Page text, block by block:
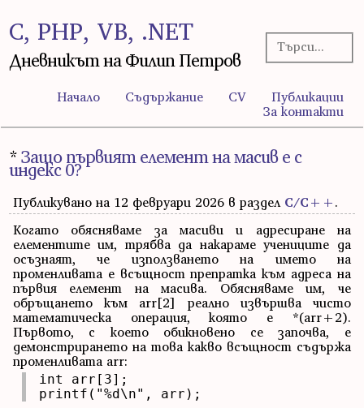
C, PHP, VB, .NET
Дневникът на Филип Петров
Начало Съдържание CV
Публикации
За контакти
*Защо първият елемент на масив е с
индекс 0?
Публикувано на 12 февруари 2026 в раздел С/С++ .
Когато обясняваме за масиви и адресиране на
елементите им, трябва да накараме учениците да
осъзнаят, че използването на името на
променливата е всъщност препратка към адреса на
първия елемент на масива. Обясняваме им, че
обръщането към arr[2] реално извършва чисто
математическа операция, която е *(arr+2).
Първото, с което обикновено се започва, е
демонстрирането на това какво всъщност съдържа
променливата arr:
int arr[3];
printf("%d\n", arr);